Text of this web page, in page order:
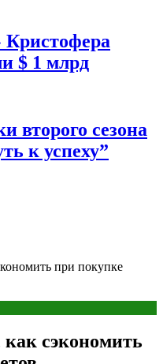
$ 1 млрд
второго сезона
к успеху”
при покупке
как сэкономить